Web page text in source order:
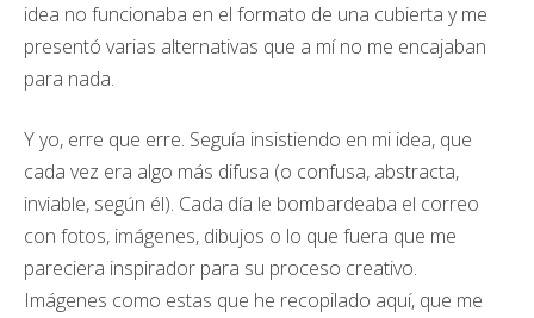
idea no funcionaba en el formato de una cubierta y me
presentó varias alternativas que a mí no me encajaban
para nada.
Y yo, erre que erre. Seguía insistiendo en mi idea, que
cada vez era algo más difusa (o confusa, abstracta,
inviable, según él). Cada día le bombardeaba el correo
con fotos, imágenes, dibujos o lo que fuera que me
pareciera inspirador para su proceso creativo.
Imágenes como estas que he recopilado aquí, que me